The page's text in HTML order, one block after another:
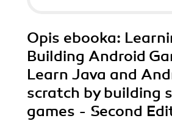
Opis ebooka:
Building Android
Learn Java and
scratch by building
games - Second